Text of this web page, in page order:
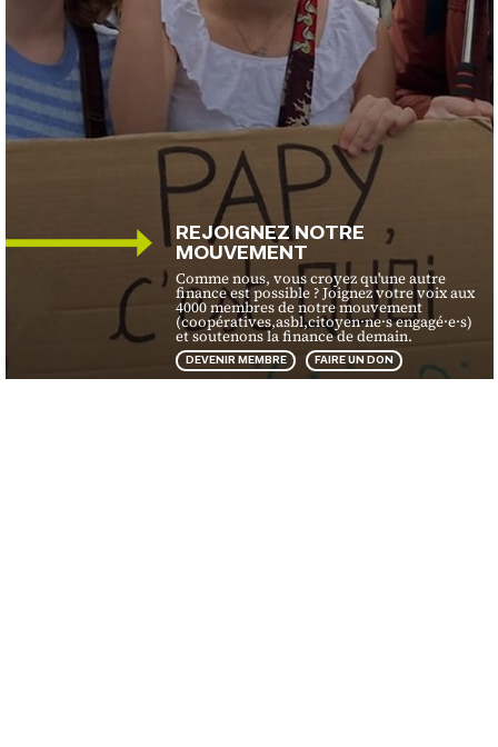
REJOIGNEZ NOTRE
MOUVEMENT
Comme nous, vous croyez qu'une autre
finance est possible ? Joignez votre voix aux
4000 membres de notre mouvement
(coopératives,asbl,citoyen·ne·s engagé·e·s)
et soutenons la finance de demain.
DEVENIR MEMBRE FAIRE UN DON